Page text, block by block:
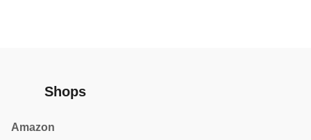
Shops
Amazon